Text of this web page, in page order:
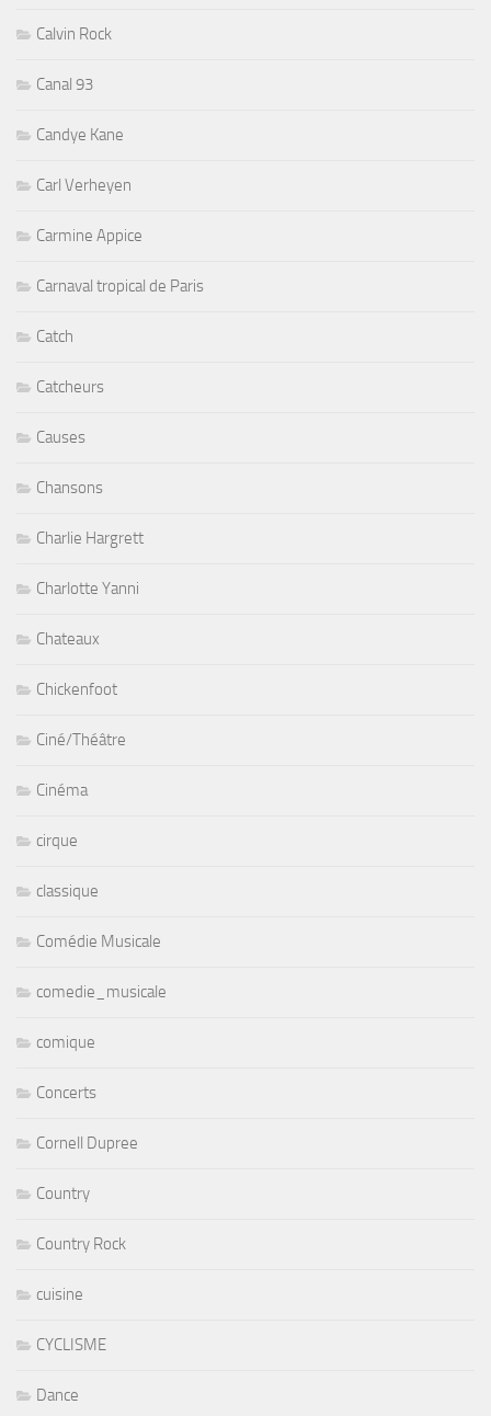
Calvin Rock
Canal 93
Candye Kane
Carl Verheyen
Carmine Appice
Carnaval tropical de Paris
Catch
Catcheurs
Causes
Chansons
Charlie Hargrett
Charlotte Yanni
Chateaux
Chickenfoot
Ciné/Théâtre
Cinéma
cirque
classique
Comédie Musicale
comedie_musicale
comique
Concerts
Cornell Dupree
Country
Country Rock
cuisine
CYCLISME
Dance